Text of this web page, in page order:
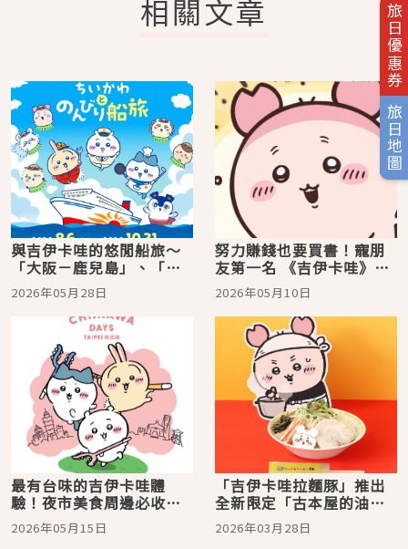
旅日優惠券
旅日地圖
相關文章
與吉伊卡哇的悠閒船旅～
「大阪－鹿兒島」、「茨
城－北海道」兩大航路8月
6日起可愛出航！
2026年05月28日
努力賺錢也要買書！寵朋
友第一名 《吉伊卡哇》裡
乖巧認真的「古本屋」角
色解析
2026年05月10日
最有台味的吉伊卡哇體
驗！夜市美食周邊必收
「CHIIKAWA DAYS 台北
特展」吉伊卡哇大展 7月
2026年05月15日
「吉伊卡哇拉麵豚」推出
全新限定「古本屋的油
麵」！將於5間 PARCO 同
步開賣
2026年03月28日